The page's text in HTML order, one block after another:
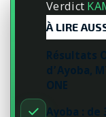
Verdict
À LIRE
Résultats
d’Ayoba,
ONE